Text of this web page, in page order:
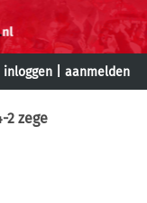
inloggen aanmelden
2 zege